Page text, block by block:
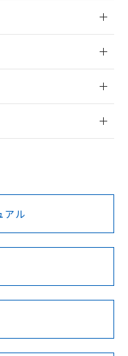
録
に、以下を必ずお読
Cd Cr(VI)
BV型式承認
（フランス
KR型式
（韓国
No No
証/適合状況ページへ
からご検索ください
アル
ておりま